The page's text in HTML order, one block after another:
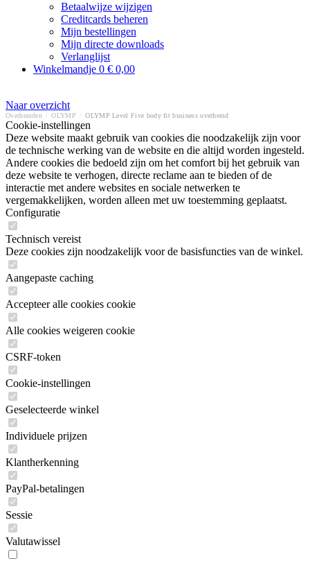
Betaalwijze wijzigen
Creditcards beheren
Mijn bestellingen
Mijn directe downloads
Verlanglijst
Winkelmandje 0 € 0,00
Naar overzicht
Overhemden OLYMP OLYMP Level Five body fit business overhemd
Cookie-instellingen
Deze website maakt gebruik van cookies die noodzakelijk zijn voor
de technische werking van de website en die altijd worden ingesteld.
Andere cookies die bedoeld zijn om het comfort bij het gebruik van
deze website te verhogen, directe reclame aan te bieden of de
interactie met andere websites en sociale netwerken te
vergemakkelijken, worden alleen met uw toestemming geplaatst.
Configuratie
Technisch vereist
Deze cookies zijn noodzakelijk voor de basisfuncties van de winkel.
Aangepaste caching
Accepteer alle cookies cookie
Alle cookies weigeren cookie
CSRF-token
Cookie-instellingen
Geselecteerde winkel
Individuele prijzen
Klantherkenning
PayPal-betalingen
Sessie
Valutawissel